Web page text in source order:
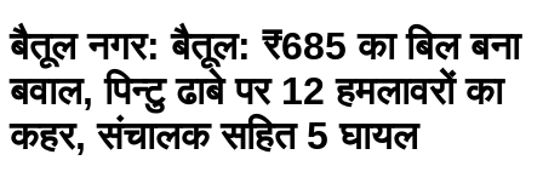
बैतूल नगर: बैतूल: ₹685 का बिल बना
बवाल, पिन्टु ढाबे पर 12 हमलावरों का
कहर, संचालक सहित 5 घायल